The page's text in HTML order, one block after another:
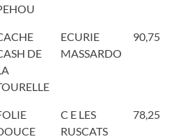
DE
ECURIE
MASSARDO
90,75
C E LES
RUSCATS
78,25